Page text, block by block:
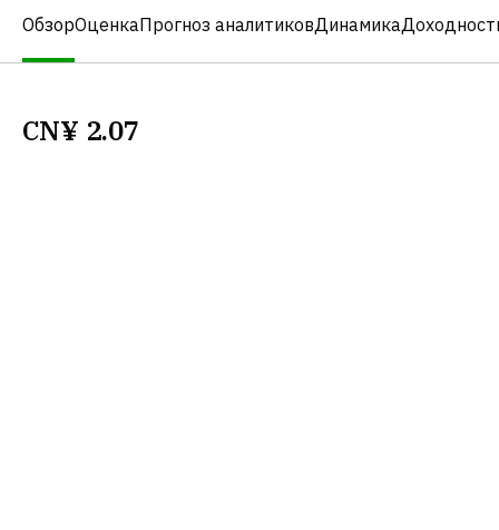
ОбзорОценкаПрогноз аналитиковДинамика
CN¥ 2.07